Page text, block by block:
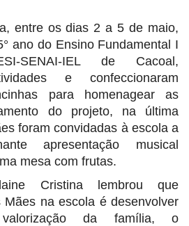
entre os dias 2 a 5 de maio,
ano do Ensino Fundamental I
SENAI-IEL de Cacoal,
e confeccionaram
para homenagear as
do projeto, na última
foram convidadas à escola a
apresentação musical
mesa com frutas.
Cristina lembrou que
Mães na escola é desenvolver
da família, o